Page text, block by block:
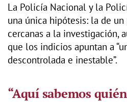
La Policía Nacional y la
una única hipótesis: la de un
cercanas a la investigación,
que los indicios apuntan a
descontrolada e inestable”.
“Aquí sabemos